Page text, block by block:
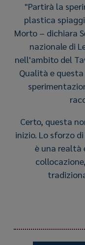
"Partirà la
plastica
Morto – dichiara
nazionale di
nell'ambito del
Qualità e
Certo, questa
inizio. Lo sforzo
è una realtà